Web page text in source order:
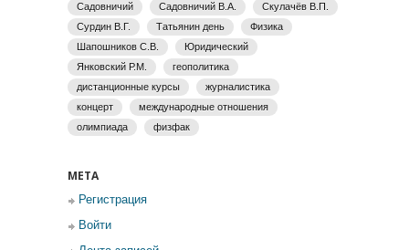
Садовничий
Садовничий В.А.
Скулачёв В.П.
Сурдин В.Г.
Татьянин день
Физика
Шапошников С.В.
Юридический
Янковский Р.М.
геополитика
дистанционные курсы
журналистика
концерт
международные отношения
олимпиада
физфак
МЕТА
Регистрация
Войти